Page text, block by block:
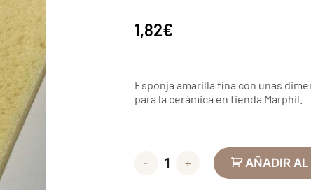
1,82€
Esponja amarilla fina con unas
para la cerámica en tienda Marphil.
- + AÑADIR